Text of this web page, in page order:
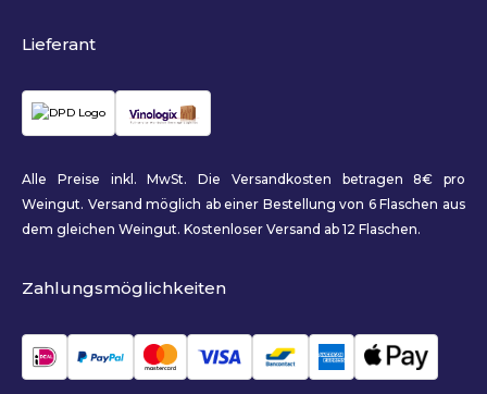
Lieferant
Alle Preise inkl. MwSt. Die Versandkosten betragen 8€ pro
Weingut. Versand möglich ab einer Bestellung von 6 Flaschen aus
dem gleichen Weingut. Kostenloser Versand ab 12 Flaschen.
Zahlungsmöglichkeiten